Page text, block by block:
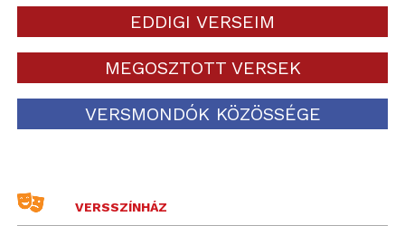
EDDIGI VERSEIM
MEGOSZTOTT VERSEK
VERSMONDÓK KÖZÖSSÉGE
VERSSZÍNHÁZ